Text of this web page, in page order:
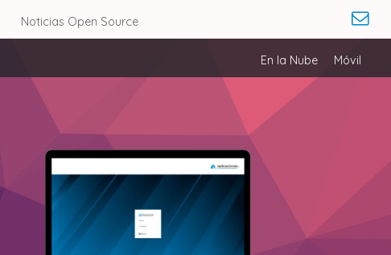
Noticias Open Source
En la Nube Móvil